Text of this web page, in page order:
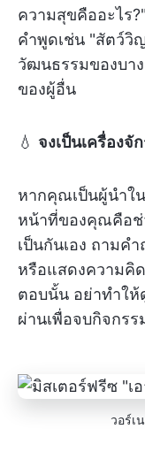
ความสุขคืออะไร
คำพูดเช่น "สัตว์วิ
วัฒนธรรมของบา
ของผู้อื่น
💧 จงเป็นเครื่องจั
หากคุณเป็นผู้นำใ
หน้าที่ของคุณคือช่
เป็นกันเอง ถามค
หรือแสดงความคิ
ตอบนั้น อย่าทำให้
ผ่านเพื่อจบกิจกรร
วอร์เ